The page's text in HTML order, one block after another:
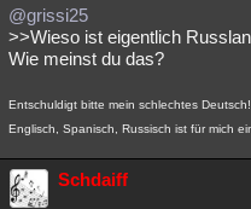
@grissi25
>>Wieso ist eigentlich
Wie meinst du das?
Entschuldigt bitte mein schlechtes Deutsch!
Englisch, Spanisch, Russisch ist für mich
Schdaiff